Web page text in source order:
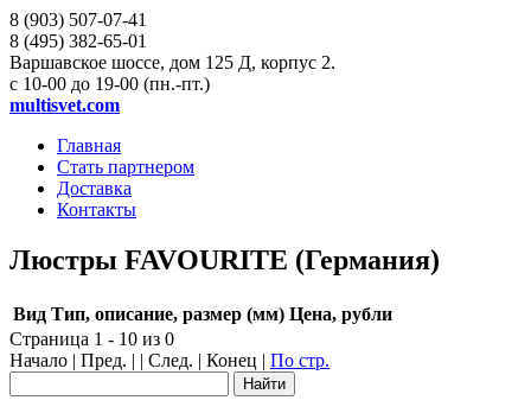
8 (903) 507-07-41
8 (495) 382-65-01
Варшавское шоссе, дом 125 Д, корпус 2.
с 10-00 до 19-00 (пн.-пт.)
multisvet.com
Главная
Стать партнером
Доставка
Контакты
Люстры FAVOURITE (Германия)
Вид Тип, описание, размер (мм) Цена, рубли
Страница 1 - 10 из 0
Начало | Пред. | | След. | Конец | По стр.